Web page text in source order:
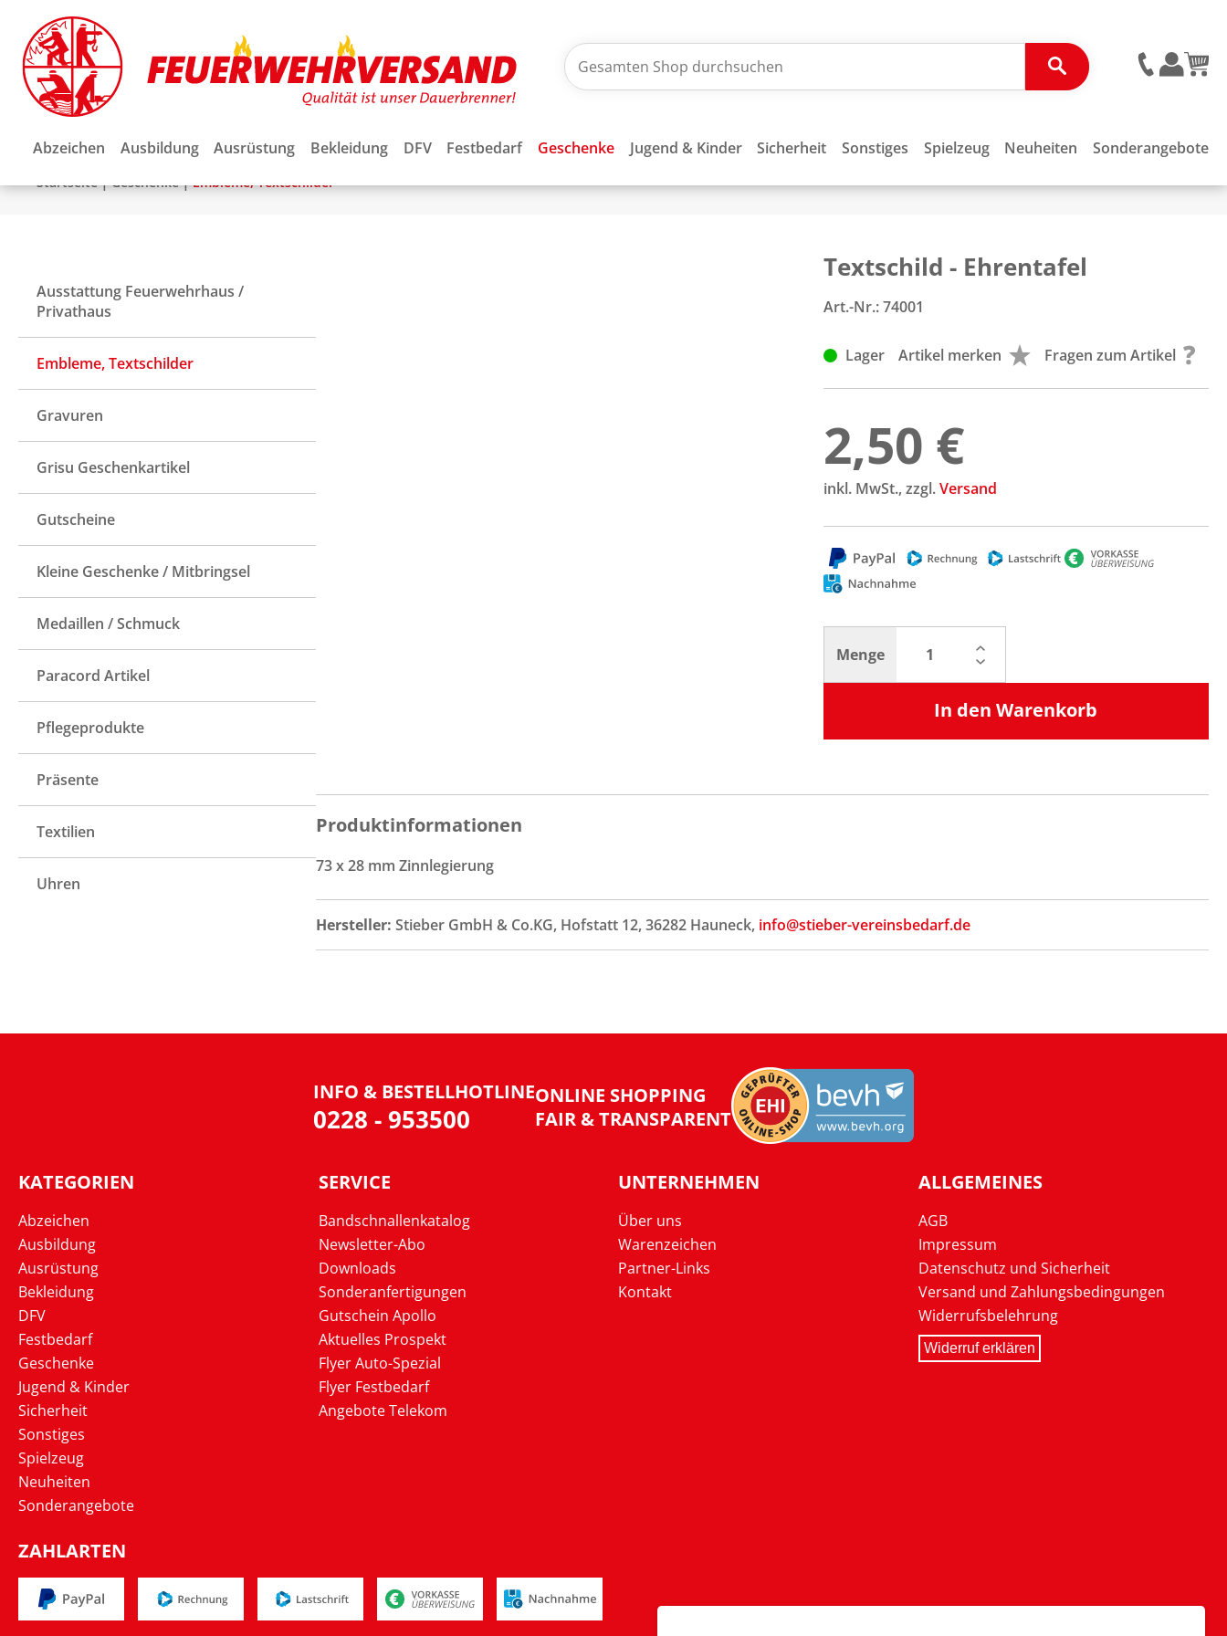
Abzeichen Ausbildung Ausrüstung Bekleidung DFV Festbedarf Geschenke Jugend & Kinder Sicherheit Sonstiges Spielzeug Neuheiten Sonderangebote
Startseite|Geschenke|Embleme, Textschilder
Ausstattung Feuerwehrhaus /
Privathaus
Embleme, Textschilder
Gravuren
Grisu Geschenkartikel
Gutscheine
Kleine Geschenke / Mitbringsel
Medaillen / Schmuck
Paracord Artikel
Pflegeprodukte
Präsente
Textilien
Uhren
Textschild - Ehrentafel
Art.-Nr.:74001
Lager Artikel merken Fragen zum Artikel
2,50 €
inkl. MwSt., zzgl.Versand
Menge
In den Warenkorb
Produktinformationen
73 x 28 mm Zinnlegierung
Hersteller: Stieber GmbH & Co.KG, Hofstatt 12, 36282 Hauneck, info@stieber-vereinsbedarf.de
INFO & BESTELLHOTLINE
0228 - 953500
ONLINE SHOPPING
FAIR & TRANSPARENT
KATEGORIEN
Abzeichen
Ausbildung
Ausrüstung
Bekleidung
DFV
Festbedarf
Geschenke
Jugend & Kinder
Sicherheit
Sonstiges
Spielzeug
Neuheiten
Sonderangebote
SERVICE
Bandschnallenkatalog
Newsletter-Abo
Downloads
Sonderanfertigungen
Gutschein Apollo
Aktuelles Prospekt
Flyer Auto-Spezial
Flyer Festbedarf
Angebote Telekom
UNTERNEHMEN
Über uns
Warenzeichen
Partner-Links
Kontakt
ALLGEMEINES
AGB
Impressum
Datenschutz und Sicherheit
Versand und Zahlungsbedingungen
Widerrufsbelehrung
Widerruf erklären
ZAHLARTEN